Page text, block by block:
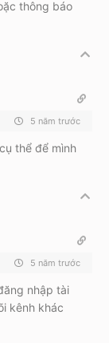
thông báo
5 năm trước
thể để mình
5 năm trước
nhập tài
kênh khác